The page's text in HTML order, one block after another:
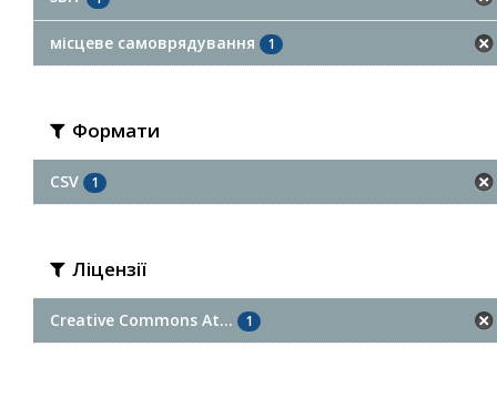
місцеве самоврядування 1
Формати
CSV 1
Ліцензії
Creative Commons At... 1